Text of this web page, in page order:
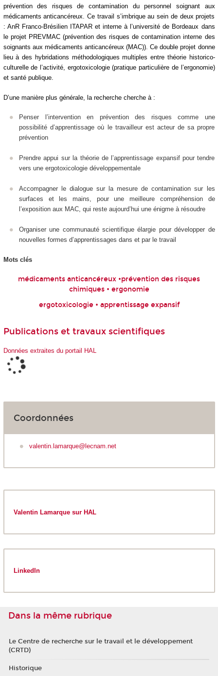
prévention des risques de contamination du personnel soignant aux
médicaments anticancéreux. Ce travail s’imbrique au sein de deux projets
: AnR Franco-Brésilien ITAPAR et interne à l’université de Bordeaux dans
le projet PREVMAC (prévention des risques de contamination interne des
soignants aux médicaments anticancéreux (MAC)). Ce double projet donne
lieu à des hybridations méthodologiques multiples entre théorie historico-
culturelle de l’activité, ergotoxicologie (pratique particulière de l’ergonomie)
et santé publique.
D’une manière plus générale, la recherche cherche à :
Penser l’intervention en prévention des risques comme une
possibilité d’apprentissage où le travailleur est acteur de sa propre
prévention
Prendre appui sur la théorie de l’apprentissage expansif pour tendre
vers une ergotoxicologie développementale
Accompagner le dialogue sur la mesure de contamination sur les
surfaces et les mains, pour une meilleure compréhension de
l’exposition aux MAC, qui reste aujourd’hui une énigme à résoudre
Organiser une communauté scientifique élargie pour développer de
nouvelles formes d’apprentissages dans et par le travail
Mots clés
médicaments anticancéreux •prévention des risques
chimiques • ergonomie
ergotoxicologie • apprentissage expansif
Publications et travaux scientifiques
Données extraites du portail HAL
Coordonnées
valentin.lamarque@lecnam.net
Valentin Lamarque sur HAL
LinkedIn
Dans la même rubrique
Le Centre de recherche sur le travail et le développement
(CRTD)
Historique